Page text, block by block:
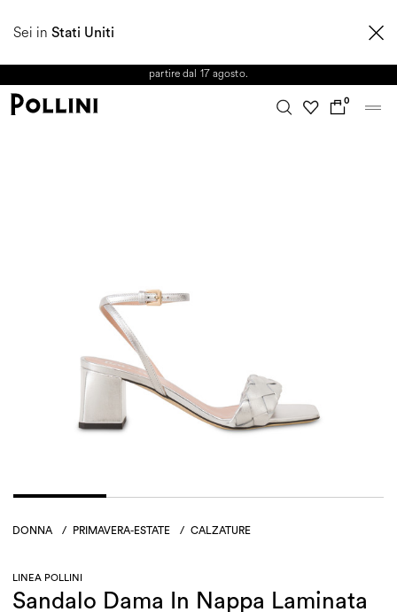
Sei in Stati Uniti
AUTUNNO/INVERNO 2026. Dall'8 al 16 agosto il Servizio Clienti non sarà
partire dal 17 agosto.
0
DONNA / PRIMAVERA-ESTATE / CALZATURE
LINEA POLLINI
Sandalo Dama In Nappa Laminata